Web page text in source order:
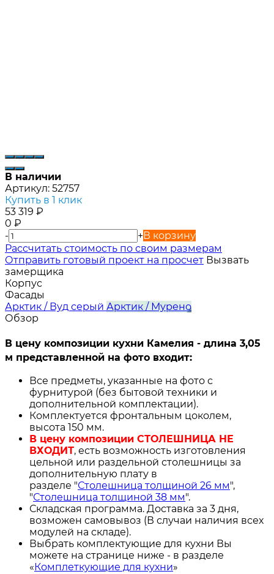
В наличии
Артикул: 52757
Купить в 1 клик
53 319 ₽
0 ₽
-
+В корзину
Расcчитать стоимость по своим размерам
Отправить готовый проект на просчет Вызвать
замерщика
Корпус
Фасады
Арктик / Вуд серый Арктик / Мурено
Обзор
В цену композиции кухни Камелия - длина 3,05
м представленной на фото входит:
Все предметы, указанные на фото с
фурнитурой (без бытовой техники и
дополнительной комплектации).
Комплектуется фронтальным цоколем,
высота 150 мм.
В цену композиции СТОЛЕШНИЦА НЕ
ВХОДИТ, есть возможность изготовления
цельной или раздельной столешницы за
дополнительную плату в
разделе "Столешница толщиной 26 мм",
"Столешница толщиной 38 мм".
Складская программа. Доставка за 3 дня,
возможен самовывоз (В случаи наличия всех
модулей на складе).
Выбрать комплектующие для кухни Вы
можете на странице ниже - в разделе
« Комплеткующие для кухни»